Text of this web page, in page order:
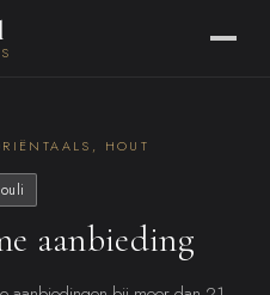
HOUT
aanbieding